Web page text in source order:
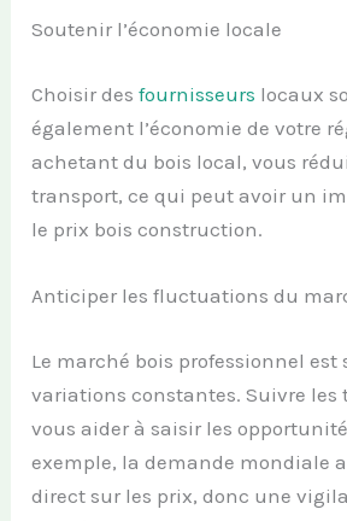
Soutenir l’économie locale
Choisir desfournisseurs locaux
également l’économie de votre
achetant du bois local, vous
transport, ce qui peut avoir un
le prix bois construction.
Anticiper les fluctuations du
Le marché bois professionnel est
variations constantes. Suivre les
vous aider à saisir les
exemple, la demande mondiale
direct sur les prix, donc une